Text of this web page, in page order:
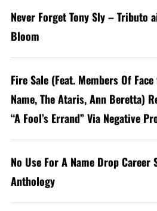
Never Forget Tony Sly – Tributo
Bloom
Fire Sale (Feat. Members Of
Name, The Ataris, Ann Beretta)
“A Fool’s Errand” Via Negative
No Use For A Name Drop Career
Anthology